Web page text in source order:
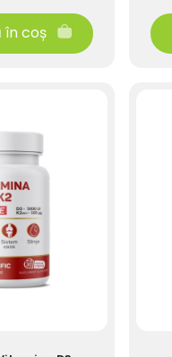
în coș